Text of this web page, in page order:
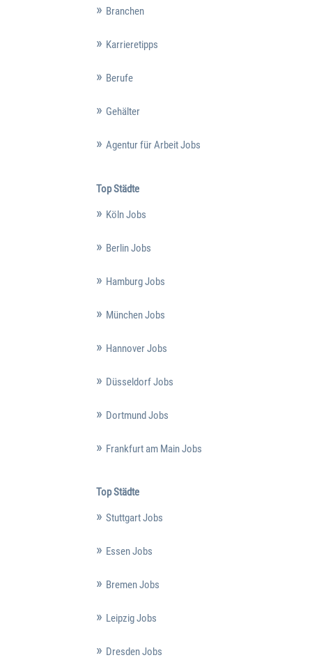
Branchen
Karrieretipps
Berufe
Gehälter
Agentur für Arbeit Jobs
Top Städte
Köln Jobs
Berlin Jobs
Hamburg Jobs
München Jobs
Hannover Jobs
Düsseldorf Jobs
Dortmund Jobs
Frankfurt am Main Jobs
Top Städte
Stuttgart Jobs
Essen Jobs
Bremen Jobs
Leipzig Jobs
Dresden Jobs